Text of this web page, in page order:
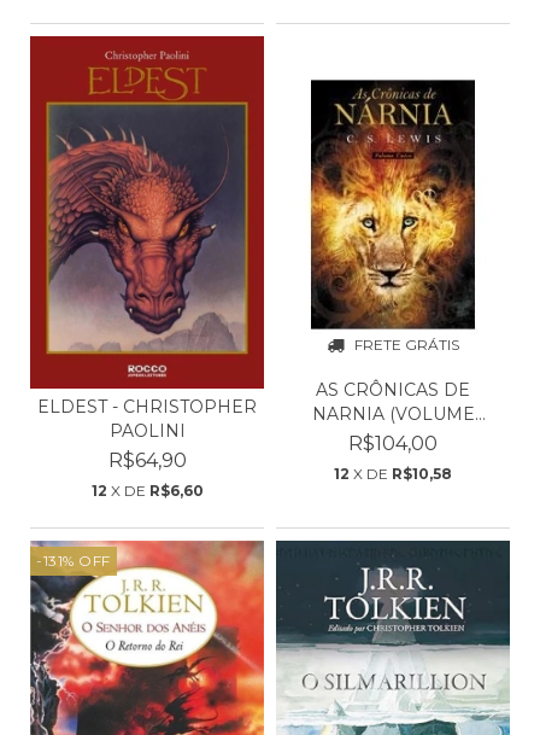
ELDEST - CHRISTOPHER
PAOLINI
R$64,90
12 X DE R$6,60
FRETE GRÁTIS
AS CRÔNICAS DE
NARNIA (VOLUME
UNICO) - C...
R$104,00
12 X DE R$10,58
-131% OFF